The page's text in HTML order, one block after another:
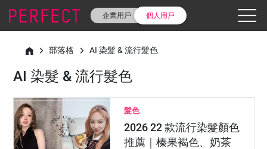
企業用戶 個人用戶
部落格 AI 染髮 & 流行髮色
AI 染髮 & 流行髮色
髮色
2026 22 款流行染髮顏色
推薦｜榛果褐色、奶茶